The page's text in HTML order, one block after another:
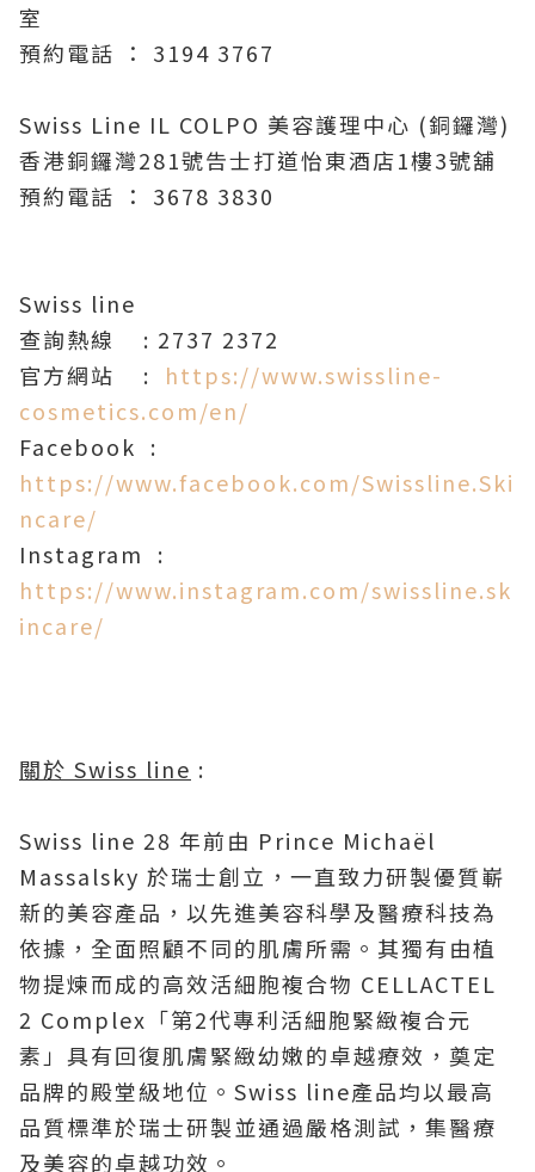
室
預約電話 ： 3194 3767
Swiss Line IL COLPO 美容護理中心 (銅鑼灣)
香港銅鑼灣281號告士打道怡東酒店1樓3號舖
預約電話 ： 3678 3830
Swiss line
查詢熱線 : 2737 2372
官方網站 : https://www.swissline-
cosmetics.com/en/
Facebook :
https://www.facebook.com/Swissline.Ski
ncare/
Instagram :
https://www.instagram.com/swissline.sk
incare/
關於 Swiss line :
Swiss line 28 年前由 Prince Michaël
Massalsky 於瑞士創立，一直致力研製優質嶄
新的美容產品，以先進美容科學及醫療科技為
依據，全面照顧不同的肌膚所需。其獨有由植
物提煉而成的高效活細胞複合物 CELLACTEL
2 Complex「第2代專利活細胞緊緻複合元
素」具有回復肌膚緊緻幼嫩的卓越療效，奠定
品牌的殿堂級地位。Swiss line產品均以最高
品質標準於瑞士研製並通過嚴格測試，集醫療
及美容的卓越功效。